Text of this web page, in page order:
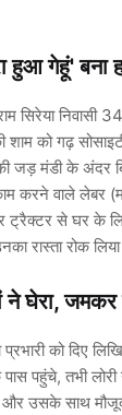
हुआ गेहूं' बना
सिरेया निवासी 34
को गढ़
जड़ मंडी के अंदर
करने वाले लेबर
ट्रैक्टर से घर के
रास्ता रोक
घेरा, जमकर
प्रभारी को दिए
पहुंचे, तभी
और उसके साथ